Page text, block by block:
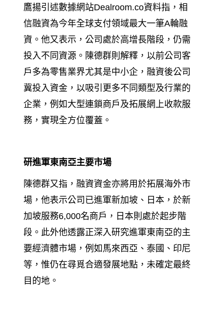
鷹揚引述數據網站Dealroom.co資料指，相
信融資為今年全球支付領域最大一筆A輪融
資。他又表示，公司處於高增長階段，仍需
投入不同資源。陳德群則解釋，以前公司客
戶多為零售業界尤其是中小企，融資後公司
冀投入資金，以吸引更多不同類型及行業的
企業，例如大型連鎖商戶及拓展網上收款服
務，實現全方位覆蓋。
研進軍東南亞主要市場
陳德群又指，融資資金亦將用於拓展海外市
場，他表示公司已進軍新加坡、日本，於新
加坡服務6,000名商戶，日本則處於起步階
段。此外他透露正深入研究進軍東南亞的主
要經濟體市場，例如馬來西亞、泰國、印尼
等，惟仍在尋覓合適發展地點，未確定最終
目的地。